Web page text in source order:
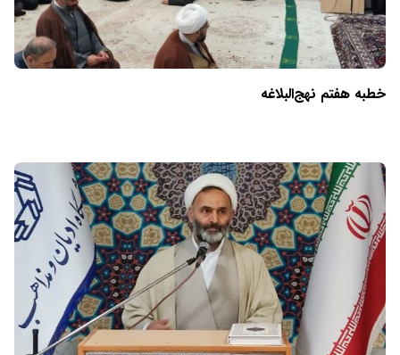
خطبه هفتم نهج‌البلاغه